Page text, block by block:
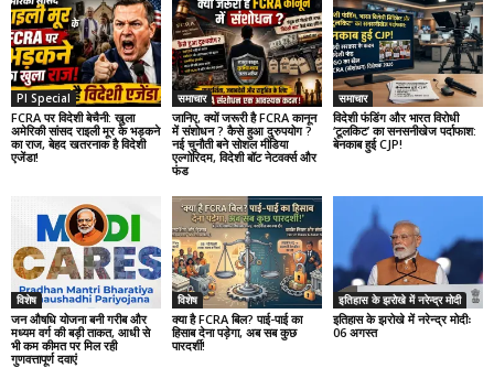
PI Special
FCRA पर विदेशी बेचैनी: खुला
अमेरिकी सांसद राइली मूर के भड़कने
का राज, बेहद खतरनाक है विदेशी
एजेंडा!
समाचार
जानिए, क्यों जरूरी है FCRA कानून
में संशोधन ? कैसे हुआ दुरुपयोग ?
नई चुनौती बने सोशल मीडिया
एल्गोरिदम, विदेशी बॉट नेटवर्क्स और
फंड
समाचार
विदेशी फंडिंग और भारत विरोधी
‘टूलकिट’ का सनसनीखेज पर्दाफाश:
बेनकाब हुई CJP!
विशेष
जन औषधि योजना बनी गरीब और
मध्यम वर्ग की बड़ी ताकत, आधी से
भी कम कीमत पर मिल रही
गुणवत्तापूर्ण दवाएं
विशेष
क्या है FCRA बिल? पाई-पाई का
हिसाब देना पड़ेगा, अब सब कुछ
पारदर्शी!
इतिहास के झरोखे में नरेन्द्र मोदी
इतिहास के झरोखे में नरेन्द्र मोदीः
06 अगस्त